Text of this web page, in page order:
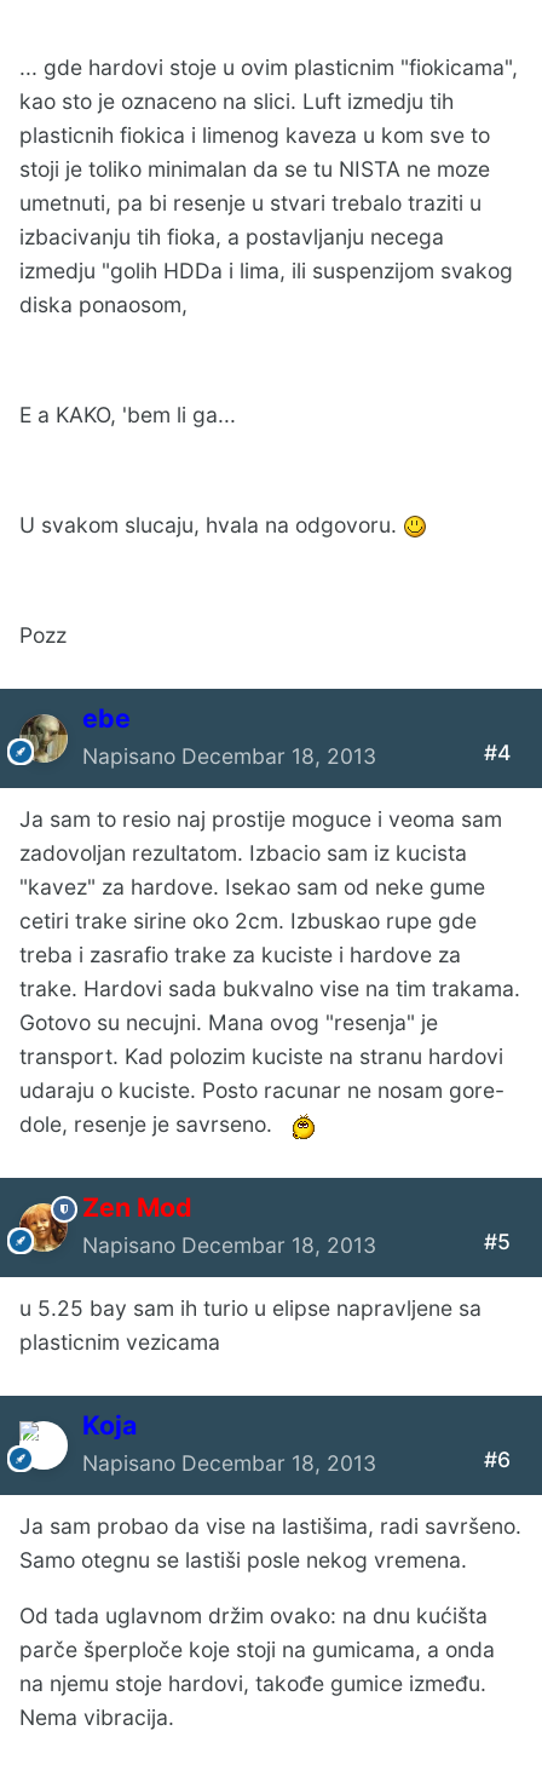
... gde hardovi stoje u ovim plasticnim "fiokicama",
kao sto je oznaceno na slici. Luft izmedju tih
plasticnih fiokica i limenog kaveza u kom sve to
stoji je toliko minimalan da se tu NISTA ne moze
umetnuti, pa bi resenje u stvari trebalo traziti u
izbacivanju tih fioka, a postavljanju necega
izmedju "golih HDDa i lima, ili suspenzijom svakog
diska ponaosom,
E a KAKO, 'bem li ga...
U svakom slucaju, hvala na odgovoru.
Pozz
ebe
Napisano Decembar 18, 2013 #4
Ja sam to resio naj prostije moguce i veoma sam
zadovoljan rezultatom. Izbacio sam iz kucista
"kavez" za hardove. Isekao sam od neke gume
cetiri trake sirine oko 2cm. Izbuskao rupe gde
treba i zasrafio trake za kuciste i hardove za
trake. Hardovi sada bukvalno vise na tim trakama.
Gotovo su necujni. Mana ovog "resenja" je
transport. Kad polozim kuciste na stranu hardovi
udaraju o kuciste. Posto racunar ne nosam gore-
dole, resenje je savrseno.
Zen Mod
Napisano Decembar 18, 2013 #5
u 5.25 bay sam ih turio u elipse napravljene sa
plasticnim vezicama
Koja
Napisano Decembar 18, 2013 #6
Ja sam probao da vise na lastišima, radi savršeno.
Samo otegnu se lastiši posle nekog vremena.
Od tada uglavnom držim ovako: na dnu kućišta
parče šperploče koje stoji na gumicama, a onda
na njemu stoje hardovi, takođe gumice između.
Nema vibracija.